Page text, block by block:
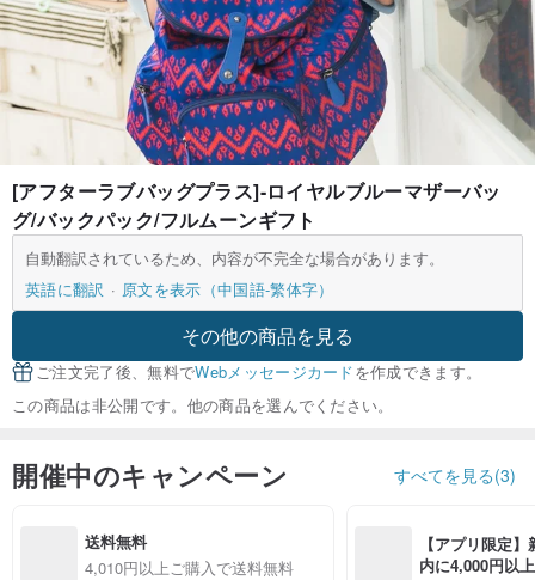
[アフターラブバッグプラス]-ロイヤルブルーマザーバッ
グ/バックパック/フルムーンギフト
自動翻訳されているため、内容が不完全な場合があります。
英語に翻訳
原文を表示（中国語-繁体字）
その他の商品を見る
ご注文完了後、無料でWebメッセージカードを作成できます。
この商品は非公開です。他の商品を選んでください。
開催中のキャンペーン すべてを見る(3)
送料無料
4,010円以上ご購入で送料無料
【アプリ限定
内に4,000円以